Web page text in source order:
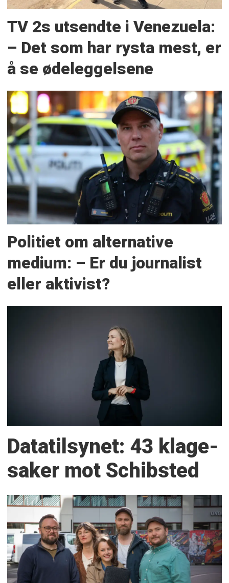
TV 2s utsendte i Venezuela:
– Det som har rysta mest, er
å se ødeleggelsene
Politiet om alternative
medium: – Er du journalist
eller aktivist?
Datatilsynet: 43 klage­
saker mot Schibsted